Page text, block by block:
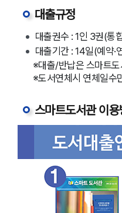
대출규정
대출권수 : 1인 3권(통
대출기간 : 14일(예약·
※대출/반납은 스마트
※도서연체시 연체일수
스마트도서관 이용